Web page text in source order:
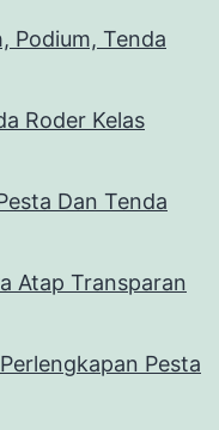
Podium, Tenda
Roder Kelas
Dan Tenda
Atap Transparan
Pesta